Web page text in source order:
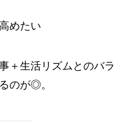
めたい
＋生活リズムとのバラ
のが◎。